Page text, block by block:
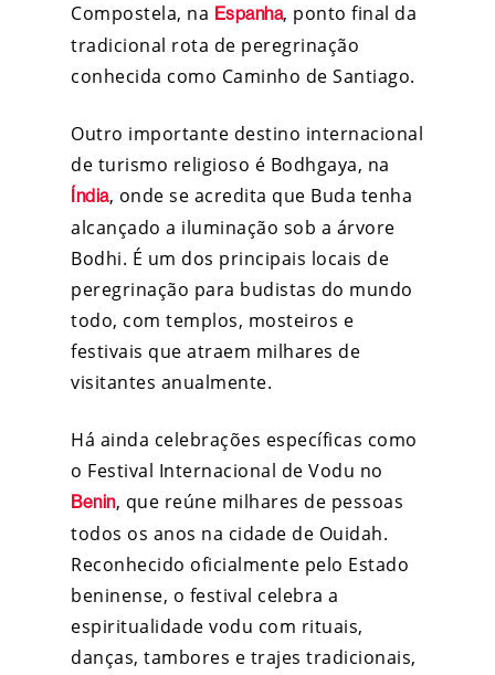
Compostela, na Espanha, ponto final da
tradicional rota de peregrinação
conhecida como Caminho de Santiago.
Outro importante destino internacional
de turismo religioso é Bodhgaya, na
Índia, onde se acredita que Buda tenha
alcançado a iluminação sob a árvore
Bodhi. É um dos principais locais de
peregrinação para budistas do mundo
todo, com templos, mosteiros e
festivais que atraem milhares de
visitantes anualmente.
Há ainda celebrações específicas como
o Festival Internacional de Vodu no
Benin, que reúne milhares de pessoas
todos os anos na cidade de Ouidah.
Reconhecido oficialmente pelo Estado
beninense, o festival celebra a
espiritualidade vodu com rituais,
danças, tambores e trajes tradicionais,